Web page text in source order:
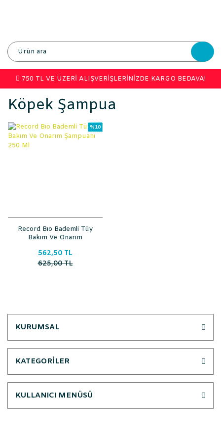
750 TL VE ÜZERİ ALIŞVERİŞLERİNİZDE KARGO BEDAVA!
Köpek Şampua
%10
Record Bıo Bademli Tüy
Bakım Ve Onarım
562,50 TL
625,00 TL
KURUMSAL
KATEGORİLER
KULLANICI MENÜSÜ